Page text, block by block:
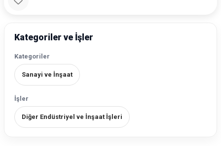
Kategoriler ve İşler
Kategoriler
Sanayi ve İnşaat
İşler
Diğer Endüstriyel ve İnşaat İşleri